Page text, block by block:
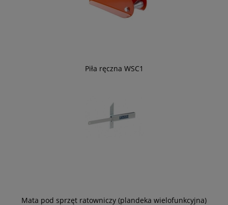
Piła ręczna WSC1
Mata pod sprzęt ratowniczy (plandeka wielofunkcyjna)